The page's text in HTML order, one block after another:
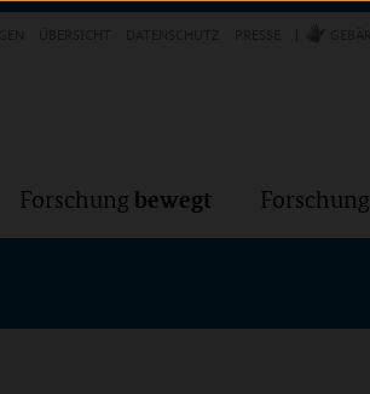
Forschung bewegt Forschung
Forschung